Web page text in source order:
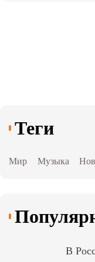
Теги
Мир Музыка
В